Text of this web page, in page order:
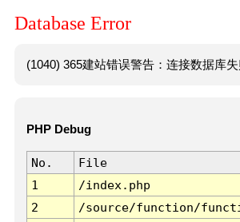
Database Error
(1040) 365建站错误警告：连接数据库
PHP Debug
No. File
1
/index.php
2
/source/function/